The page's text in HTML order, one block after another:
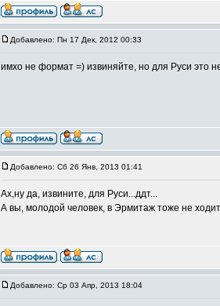
Добавлено: Пн 17 Дек, 2012 00:33
имхо не формат =) извиняйте, но для Руси это
Добавлено: Сб 26 Янв, 2013 01:41
Ах,ну да, извините, для Руси...ддт...
А вы, молодой человек, в Эрмитаж тоже не
Добавлено: Ср 03 Апр, 2013 18:04